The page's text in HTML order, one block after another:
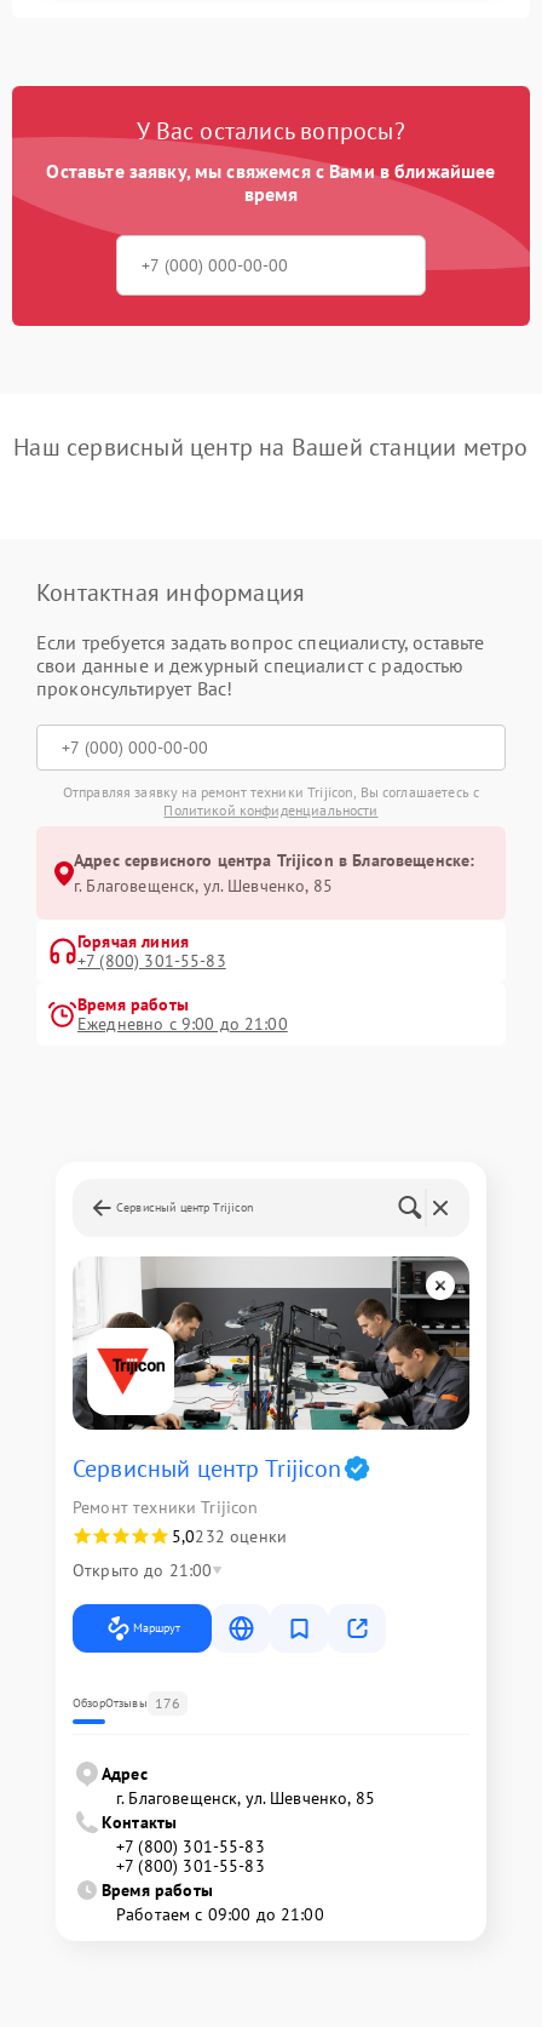
У Вас остались вопросы?
Оставьте заявку, мы свяжемся с Вами в ближайшее
время
Наш сервисный центр на Вашей станции метро
Контактная информация
Если требуется задать вопрос специалисту, оставьте
свои данные и дежурный специалист с радостью
проконсультирует Вас!
Отправляя заявку на ремонт техники Trijicon, Вы соглашаетесь с
Политикой конфиденциальности
Адрес сервисного центра Trijicon в Благовещенске:
г. Благовещенск, ул. Шевченко, 85
Горячая линия
+7 (800) 301-55-83
Время работы
Ежедневно с 9:00 до 21:00
Сервисный центр Trijicon
Сервисный центр Trijicon
Ремонт техники Trijicon
5,0232 оценки
Открыто до 21:00
Маршрут
ОбзорОтзывы 176
Адрес
г. Благовещенск, ул. Шевченко, 85
Контакты
+7 (800) 301-55-83
+7 (800) 301-55-83
Время работы
Работаем с 09:00 до 21:00